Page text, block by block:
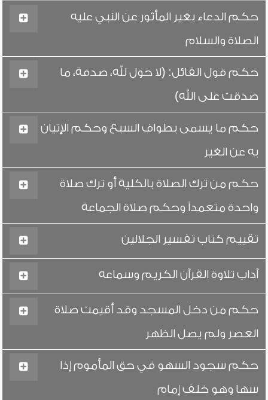
حكم الدعاء بغير المأثور عن النبي عليه
الصلاة والسلام
حكم قول القائل: (لا حول لله، صدفة، ما
صدقت على الله)
حكم ما يسمى بطواف السبع وحكم الإتيان
به عن الغير
حكم من ترك الصلاة بالكلية أو ترك صلاة
واحدة متعمداً وحكم صلاة الجماعة
تقييم كتاب تفسير الجلالين
آداب تلاوة القرآن الكريم وسماعه
حكم من دخل المسجد وقد أقيمت صلاة
العصر ولم يصل الظهر
حكم سجود السهو في حق المأموم إذا
سها وهو خلف إمام